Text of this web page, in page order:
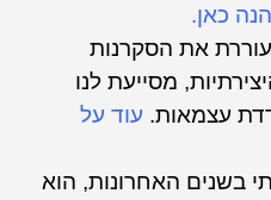
הנה כאן.
את הסקרנות
מסייעת לנו
עצמאות. עוד על
בשנים האחרונות, הוא